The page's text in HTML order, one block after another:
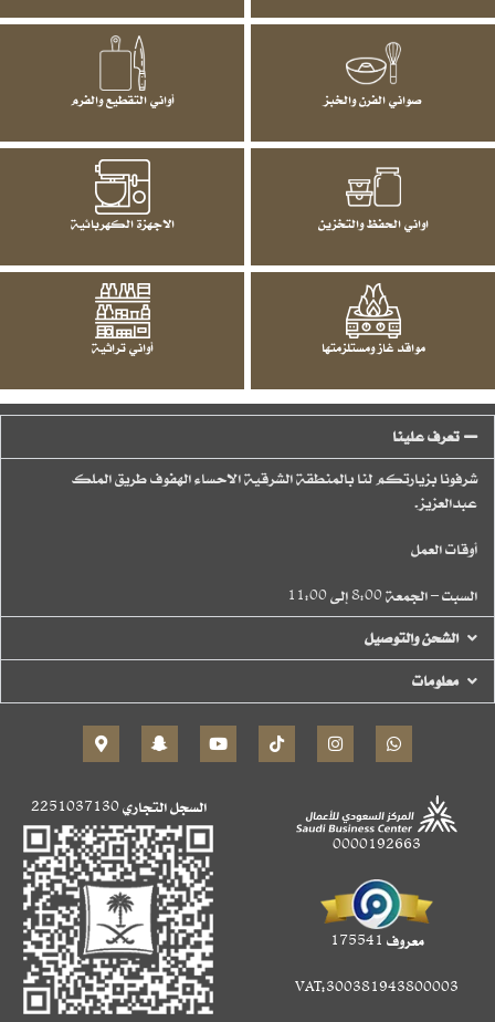
صواني الفرن والخبز أواني التقطيع والفرم
اواني الحفظ والتخزين الاجهزة الكهربائية
مواقد غاز ومستلزمتها أواني تراثية
تعرف علينا
شرفونا بزيارتكم لنا بالمنطقة الشرقية الاحساء الهفوف طريق الملك
عبدالعزيز.
أوقات العمل
السبت – الجمعة 8:00 إلى 11:00
الشحن والتوصيل
معلومات
0000192663
معروف 175541
VAT:300381943800003
السجل التجاري2251037130